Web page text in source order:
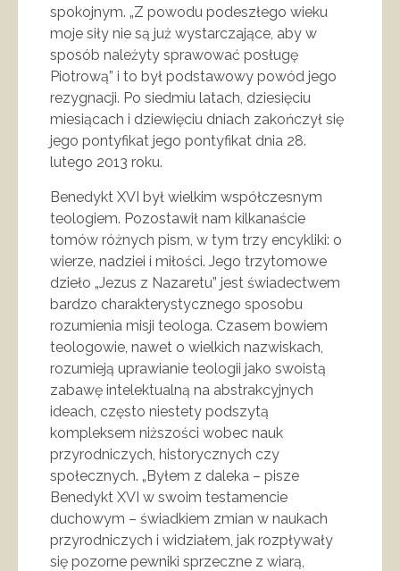
spokojnym. „Z powodu podeszłego wieku
moje siły nie są już wystarczające, aby w
sposób należyty sprawować posługę
Piotrową” i to był podstawowy powód jego
rezygnacji. Po siedmiu latach, dziesięciu
miesiącach i dziewięciu dniach zakończył się
jego pontyfikat jego pontyfikat dnia 28.
lutego 2013 roku.
Benedykt XVI był wielkim współczesnym
teologiem. Pozostawił nam kilkanaście
tomów różnych pism, w tym trzy encykliki: o
wierze, nadziei i miłości. Jego trzytomowe
dzieło „Jezus z Nazaretu” jest świadectwem
bardzo charakterystycznego sposobu
rozumienia misji teologa. Czasem bowiem
teologowie, nawet o wielkich nazwiskach,
rozumieją uprawianie teologii jako swoistą
zabawę intelektualną na abstrakcyjnych
ideach, często niestety podszytą
kompleksem niższości wobec nauk
przyrodniczych, historycznych czy
społecznych. „Byłem z daleka – pisze
Benedykt XVI w swoim testamencie
duchowym – świadkiem zmian w naukach
przyrodniczych i widziałem, jak rozpływały
się pozorne pewniki sprzeczne z wiarą,